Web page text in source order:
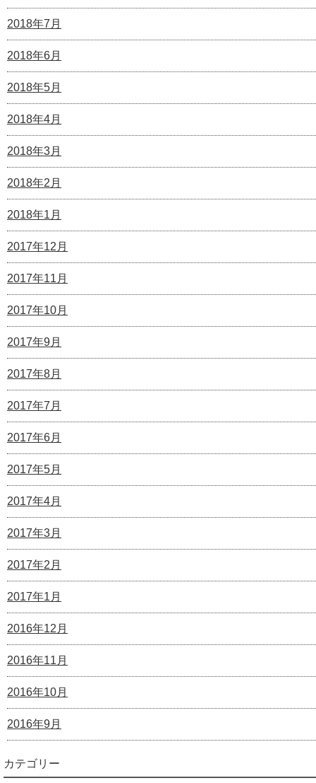
2018年7月
2018年6月
2018年5月
2018年4月
2018年3月
2018年2月
2018年1月
2017年12月
2017年11月
2017年10月
2017年9月
2017年8月
2017年7月
2017年6月
2017年5月
2017年4月
2017年3月
2017年2月
2017年1月
2016年12月
2016年11月
2016年10月
2016年9月
カテゴリー